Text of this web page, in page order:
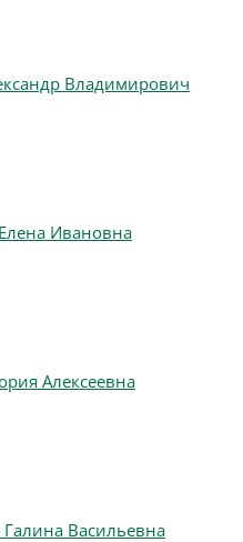
Владимирович
Ивановна
Алексеевна
Васильевна